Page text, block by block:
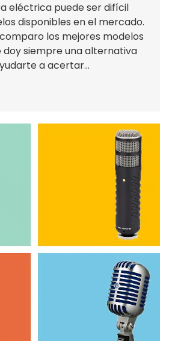
eléctrica puede ser difícil
disponibles en el mercado.
los mejores modelos
doy siempre una alternativa
a acertar...